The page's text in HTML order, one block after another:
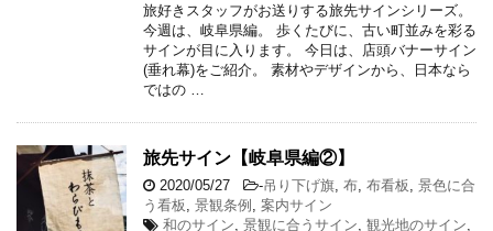
旅好きスタッフがお送りする旅先サインシリーズ。
今週は、岐阜県編。 歩くたびに、古い町並みを彩る
サインが目に入ります。 今日は、店頭バナーサイン
(垂れ幕)をご紹介。 素材やデザインから、日本なら
ではの …
旅先サイン【岐阜県編②】
2020/05/27 -吊り下げ旗 布 布看板 景色に合
う看板 景観条例 案内サイン
和のサイン 景観に合うサイン 観光地のサイン